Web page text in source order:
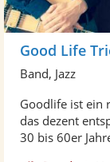
Good Life
Band, Jazz
Goodlife ist ein
das dezent
30 bis 60er